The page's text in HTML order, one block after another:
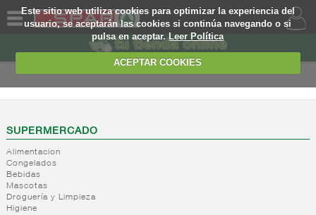
Este sitio web utiliza cookies para optimizar la experiencia del
usuario, se aceptarán las cookies si continúa navegando o si
pulsa en aceptar.Leer Política
ACEPTAR COOKIES
SOMOS
WEB
EJEMPLO
SUPERMERCADO
Alimentacion
Congelados
Bebidas
Mascotas
Droguería y Limpieza
Higiene